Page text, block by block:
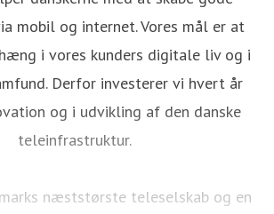
mobil og internet. Vores mål er at
i vores kunders digitale liv og i
Derfor investerer vi hvert år
og i udvikling af den danske
teleinfrastruktur.
næststørste teleselskab og en